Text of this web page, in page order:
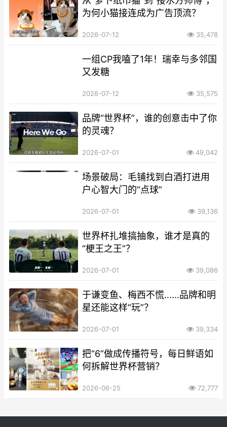
为何小猫接连成为广告顶流？
2026-07-12 35,478
一组CP我嗑了1年！瑞幸与多邻国
又发糖
2026-07-12 35,575
品牌“世界杯”，谁的创意击中了你
的灵魂？
2026-07-01 49,042
场景破局：毛铺找到白酒打进用
户心智大门的“点球”
2026-07-01 39,136
世界杯扎堆搞抽象，谁才是真的
“梗王之王”？
2026-07-01 39,086
于谦变鱼、梅西不慌……品牌和明
星还能这样“玩”？
2026-07-01 39,334
把“6”做成传播符号，每日鲜语如
何拆解世界杯营销？
2026-06-25 72,777